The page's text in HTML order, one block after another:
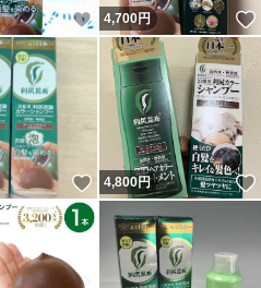
いいね！
4,700円
いいね！
4,800円